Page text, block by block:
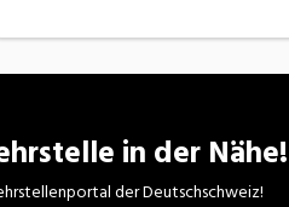
in der Nähe!
der Deutschschweiz!